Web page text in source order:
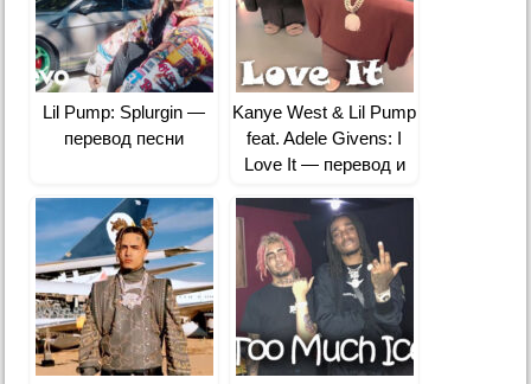
Lil Pump: Splurgin —
перевод песни
Kanye West & Lil Pump
feat. Adele Givens: I
Love It — перевод и